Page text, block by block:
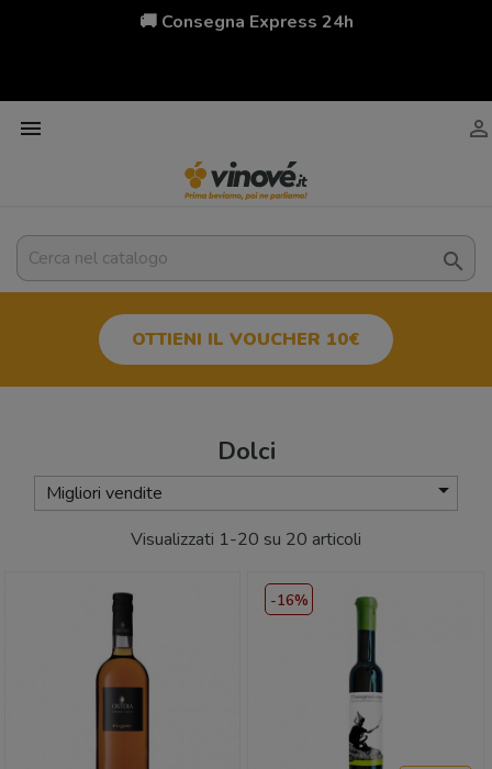
🚚 Consegna Express 24h
 

OTTIENI IL VOUCHER 10€
Dolci
Migliori vendite 
Visualizzati 1-20 su 20 articoli
-16%